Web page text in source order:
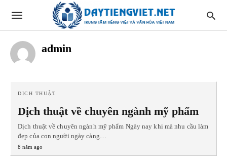
admin
DỊCH THUẬT
Dịch thuật về chuyên ngành mỹ phẩm
Dịch thuật về chuyên ngành mỹ phẩm Ngày nay khi mà nhu cầu làm
đẹp của con người ngày càng…
8 năm ago